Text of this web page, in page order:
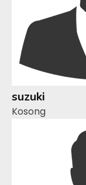
suzuki
Kosong